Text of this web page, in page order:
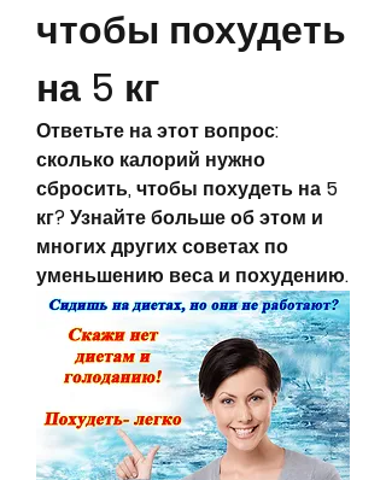
чтобы похудеть
на 5 кг
Ответьте на этот вопрос:
сколько калорий нужно
сбросить, чтобы похудеть на 5
кг? Узнайте больше об этом и
многих других советах по
уменьшению веса и похудению.